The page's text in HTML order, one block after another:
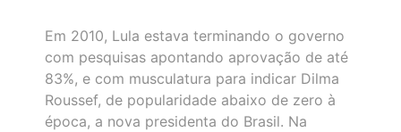
Em 2010, Lula estava terminando o governo
com pesquisas apontando aprovação de até
83%, e com musculatura para indicar Dilma
Roussef, de popularidade abaixo de zero à
época, a nova presidenta do Brasil. Na